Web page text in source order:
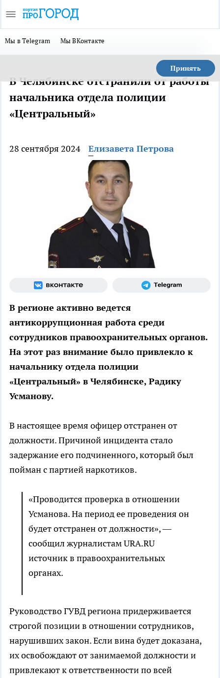
Мы в Telegram Мы ВКонтакте
Принять
В Челябинске отстранили от работы
начальника отдела полиции
«Центральный»
28 сентября 2024 Елизавета Петрова
В регионе активно ведется
антикоррупционная работа среди
сотрудников правоохранительных органов.
На этот раз внимание было привлекло к
начальнику отдела полиции
«Центральный» в Челябинске, Радику
Усманову.
В настоящее время офицер отстранен от
должности. Причиной инцидента стало
задержание его подчиненного, который был
пойман с партией наркотиков.
«Проводится проверка в отношении
Усманова. На период ее проведения он
будет отстранен от должности», —
сообщил журналистам URA.RU
источник в правоохранительных
органах.
Руководство ГУВД региона придерживается
строгой позиции в отношении сотрудников,
нарушивших закон. Если вина будет доказана,
их освобождают от занимаемой должности и
привлекают к ответственности по всей